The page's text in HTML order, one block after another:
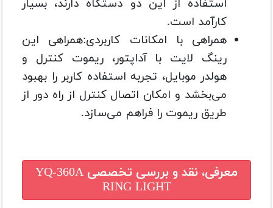
استفاده از این دو دستگاه دارند، بسیار
کارآمد است.
همراهی با امکانات کاربردی:همراهی این
رینگ لایت با آداپتور، ریموت کنترل و
هولدر موبایل، تجربه استفاده کاربر را بهبود
می‌بخشد و امکان اتصال کنترل از راه دور از
طریق ریموت را فراهم می‌سازد.
معرفی، نقد و بررسی تخصصیYQ-360A
RING LIGHT